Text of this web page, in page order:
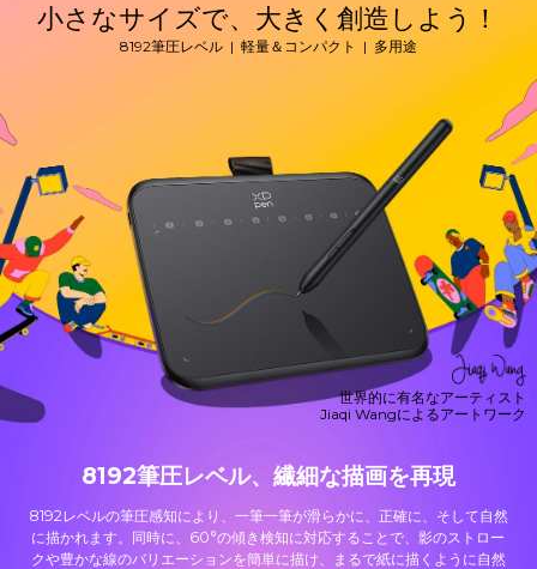
小さなサイズで、大きく創造しよう！
8192筆圧レベル | 軽量＆コンパクト | 多用途
世界的に有名なアーティスト
Jiaqi Wangによるアートワーク
8192筆圧レベル、繊細な描画を再現
8192レベルの筆圧感知により、一筆一筆が滑らかに、正確に、そして自然
に描かれます。同時に、60°の傾き検知に対応することで、影のストロー
クや豊かな線のバリエーションを簡単に描け、まるで紙に描くように自然